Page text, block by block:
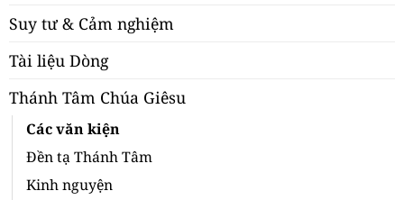
Suy tư & Cảm nghiệm
Tài liệu Dòng
Thánh Tâm Chúa Giêsu
Các văn kiện
Đền tạ Thánh Tâm
Kinh nguyện